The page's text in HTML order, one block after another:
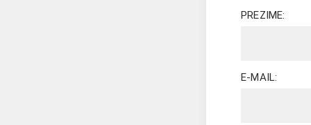
PREZIME:
E-MAIL: